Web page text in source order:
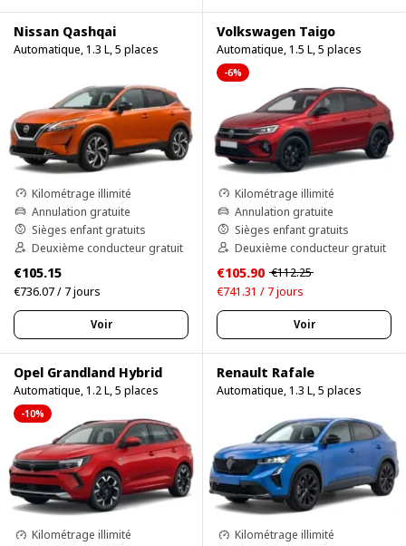
Nissan Qashqai
Automatique, 1.3 L, 5 places
Kilométrage illimité
Annulation gratuite
Sièges enfant gratuits
Deuxième conducteur gratuit
€105.15
€736.07 / 7 jours
Voir
Volkswagen Taigo
Automatique, 1.5 L, 5 places
-6%
Kilométrage illimité
Annulation gratuite
Sièges enfant gratuits
Deuxième conducteur gratuit
€105.90 €112.25
€741.31 / 7 jours
Voir
Opel Grandland Hybrid
Automatique, 1.2 L, 5 places
-10%
Kilométrage illimité
Renault Rafale
Automatique, 1.3 L, 5 places
Kilométrage illimité